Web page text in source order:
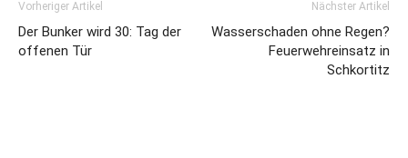
Vorheriger Artikel
Der Bunker wird 30: Tag der
offenen Tür
Nächster Artikel
Wasserschaden ohne Regen?
Feuerwehreinsatz in
Schkortitz